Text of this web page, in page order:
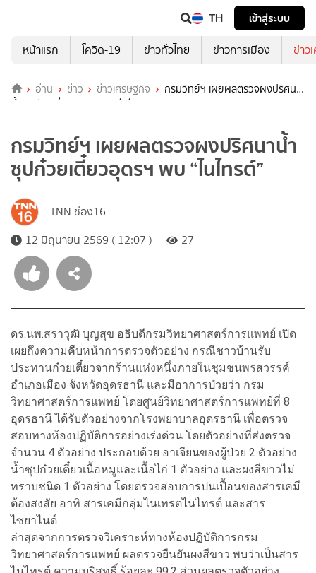
TH
เข้าสู่ระบบ
หน้าแรก
โควิด-19 ข่าวทั่วไทย ข่าวการเมือง ข่าว
อ่าน ข่าว ข่าวเศรษฐกิจ
กรมวิทย์ฯ เผยผลตรวจผงปริศนา
น้ำซุปก๋วยเตี๋ยวอุดรฯ พบ “ไนไทรต์”
กรมวิทย์ฯ เผยผลตรวจผงปริศนาน้ำ
ซุปก๋วยเตี๋ยวอุดรฯ พบ “ไนไทรต์”
TNN ช่อง16
12 มิถุนายน 2569 ( 12:07 )
27
ดร.นพ.สราวุฒิ บุญสุข อธิบดีกรมวิทยาศาสตร์การแพทย์ เปิด
เผยถึงความคืบหน้าการตรวจตัวอย่าง กรณีชาวบ้านรับ
ประทานก๋วยเตี๋ยวจากร้านแห่งหนึ่งภายในชุมชนพรสวรรค์
อำเภอเมือง จังหวัดอุดรธานี และมีอาการป่วยว่า กรม
วิทยาศาสตร์การแพทย์ โดยศูนย์วิทยาศาสตร์การแพทย์ที่ 8
อุดรธานี ได้รับตัวอย่างจากโรงพยาบาลอุดรธานี เพื่อตรวจ
สอบทางห้องปฏิบัติการอย่างเร่งด่วน โดยตัวอย่างที่ส่งตรวจ
จำนวน 4 ตัวอย่าง ประกอบด้วย อาเจียนของผู้ป่วย 2 ตัวอย่าง
น้ำซุปก๋วยเตี๋ยวเนื้อหมูและเนื้อไก่ 1 ตัวอย่าง และผงสีขาวไม่
ทราบชนิด 1 ตัวอย่าง โดยตรวจสอบการปนเปื้อนของสารเคมี
ต้องสงสัย อาทิ สารเคมีกลุ่มไนเทรตไนไทรต์ และสาร
ไซยาไนด์
ล่าสุดจากการตรวจวิเคราะห์ทางห้องปฏิบัติการกรม
วิทยาศาสตร์การแพทย์ ผลตรวจยืนยันผงสีขาว พบว่าเป็นสาร